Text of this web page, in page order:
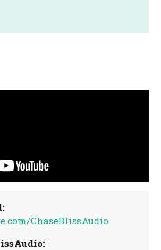
ChaseBlissAudio